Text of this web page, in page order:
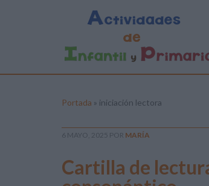
Portada » iniciación lectora
6 MAYO, 2025 POR MARÍA
Cartilla de